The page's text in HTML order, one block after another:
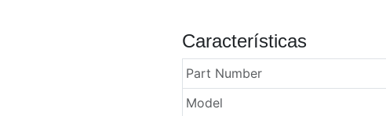
Características
Part Number
Model